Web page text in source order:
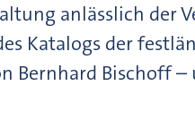
anlässlich der
Katalogs der
Bernhard Bischoff